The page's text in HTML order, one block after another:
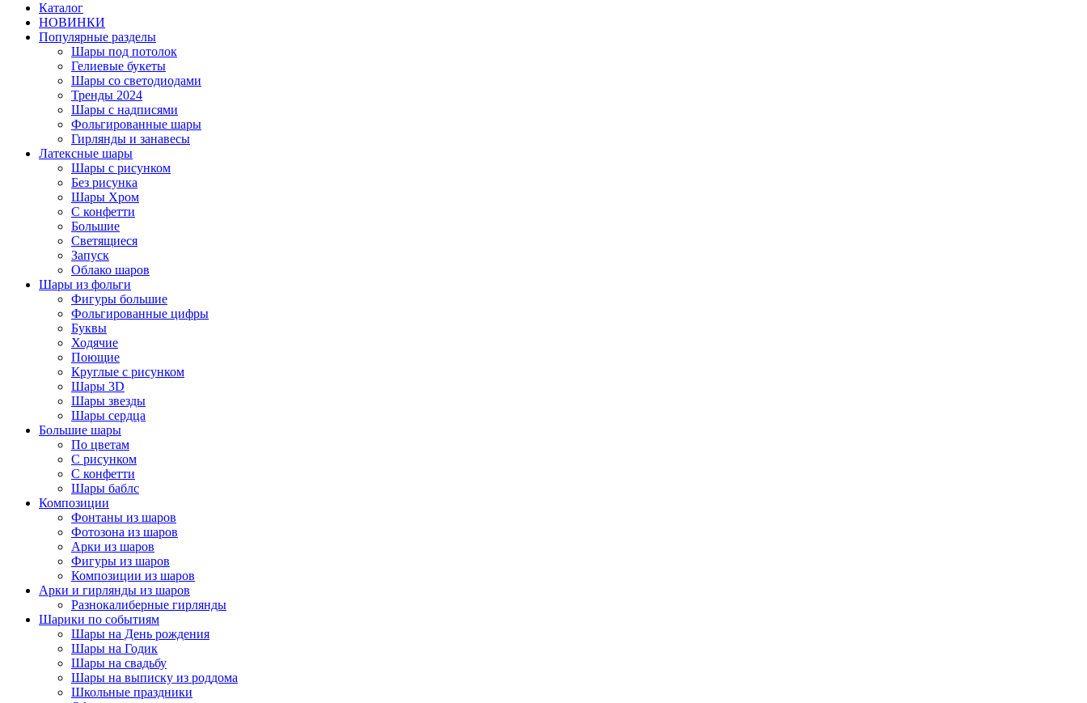
Каталог
НОВИНКИ
Популярные разделы
Шары под потолок
Гелиевые букеты
Шары со светодиодами
Тренды 2024
Шары с надписями
Фольгированные шары
Гирлянды и занавесы
Латексные шары
Шары с рисунком
Без рисунка
Шары Хром
C конфетти
Большие
Светящиеся
Запуск
Облако шаров
Шары из фольги
Фигуры большие
Фольгированные цифры
Буквы
Ходячие
Поющие
Круглые с рисунком
Шары 3D
Шары звезды
Шары сердца
Большие шары
По цветам
С рисунком
С конфетти
Шары баблс
Композиции
Фонтаны из шаров
Фотозона из шаров
Арки из шаров
Фигуры из шаров
Композиции из шаров
Арки и гирлянды из шаров
Разнокалиберные гирлянды
Шарики по событиям
Шары на День рождения
Шары на Годик
Шары на свадьбу
Шары на выписку из роддома
Школьные праздники